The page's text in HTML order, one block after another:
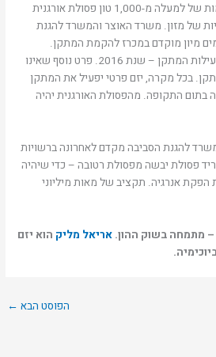
המתקן השני צפוי לטפל בכמות של למעלה מ-1,000 טון פסולת אורגנית
של מזון. משרד האוצר והמשרד להגנת
מיון מוקדם במכרז להקמת המתקן.
ההערכה לגבי מועד תחילת פעילות המתקן – שנת 2016. פרט נוסף שאינו
בכל מקרה, יזם פרטי יפעיל את המתקן
בתום התקופה. מהפסולת האורגנית יהיה
להגנת הסביבה מקדם לאחרונה ברשויות
פסולת יבשה מפסולת רטובה – כדי שיהיה
הפקת אנרגיה. תקציב של מאות מיליוני
– מתמחה בשוק ההון.אריאל מליק הוא יזם
הפוסט הבא ←